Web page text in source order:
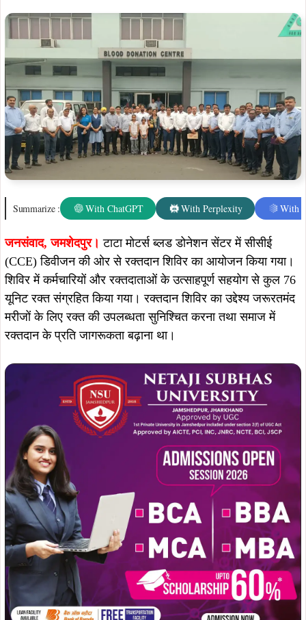
जनसंवाद,जमशेदपुर।
टाटा मोटर्स ब्लड डोनेशन सेंटर में सीसीई
(CCE) डिवीजन की ओर से रक्तदान शिविर का आयोजन किया गया।
शिविर में कर्मचारियों और रक्तदाताओं के उत्साहपूर्ण सहयोग से कुल 76
यूनिट रक्त संग्रहित किया गया। रक्तदान शिविर का उद्देश्य जरूरतमंद
मरीजों के लिए रक्त की उपलब्धता सुनिश्चित करना तथा समाज में
रक्तदान के प्रति जागरूकता बढ़ाना था।